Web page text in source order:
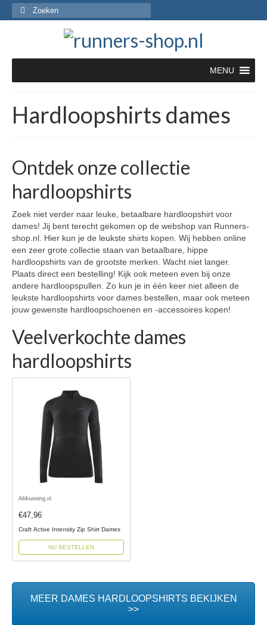
Zoeken
naar:
MENU
Hardloopshirts dames
Ontdek onze collectie
hardloopshirts
Zoek niet verder naar leuke, betaalbare hardloopshirt voor
dames! Jij bent terecht gekomen op de webshop van Runners-
shop.nl. Hier kun je de leukste shirts kopen. Wij hebben online
een zeer grote collectie staan van betaalbare, hippe
hardloopshirts van de grootste merken. Wacht niet langer.
Plaats direct een bestelling! Kijk ook meteen even bij onze
andere hardloopspullen. Zo kun je in één keer niet alleen de
leukste hardloopshirts voor dames bestellen, maar ook meteen
jouw gewenste hardloopschoenen en -accessoires kopen!
Veelverkochte dames
hardloopshirts
All4running.nl
€47,96
Craft Active Intensity Zip Shirt Dames
NU BESTELLEN
MEER DAMES HARDLOOPSHIRTS BEKIJKEN
>>